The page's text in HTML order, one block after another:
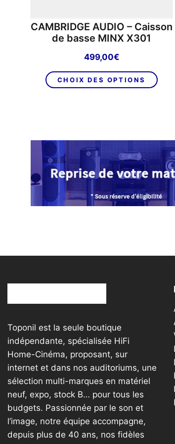
CAMBRIDGE AUDIO – Caisson
de basse MINX X301
499,00€
CHOIX DES OPTIONS
être
sur
la
Toponil est la seule boutique
indépendante, spécialisée HiFi
Home-Cinéma, proposant, sur
internet et dans nos auditoriums, une
sélection multi-marques en matériel
neuf, expo, stock B… pour tous les
budgets. Passionnée par le son et
l’image, notre équipe accompagne,
depuis plus de 40 ans, nos fidèles